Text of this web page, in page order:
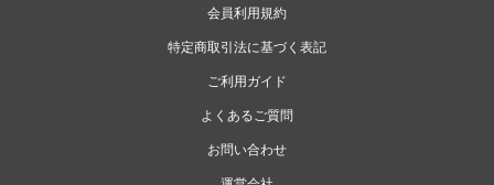
会員利用規約
特定商取引法に基づく表記
ご利用ガイド
よくあるご質問
お問い合わせ